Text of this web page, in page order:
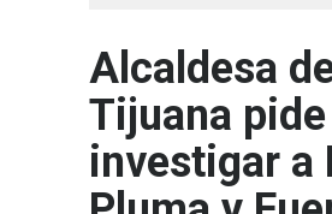
Alcaldesa
Tijuana pide
investigar a